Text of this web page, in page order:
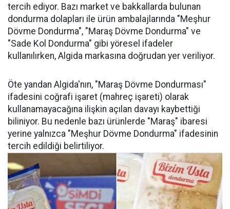
tercih ediyor. Bazı market ve bakkallarda bulunan
dondurma dolapları ile ürün ambalajlarında "Meşhur
Dövme Dondurma", "Maraş Dövme Dondurma" ve
"Sade Kol Dondurma" gibi yöresel ifadeler
kullanılırken, Algida markasına doğrudan yer veriliyor.
Öte yandan Algida'nın, "Maraş Dövme Dondurması"
ifadesini coğrafi işaret (mahreç işareti) olarak
kullanamayacağına ilişkin açılan davayı kaybettiği
biliniyor. Bu nedenle bazı ürünlerde "Maraş" ibaresi
yerine yalnızca "Meşhur Dövme Dondurma" ifadesinin
tercih edildiği belirtiliyor.